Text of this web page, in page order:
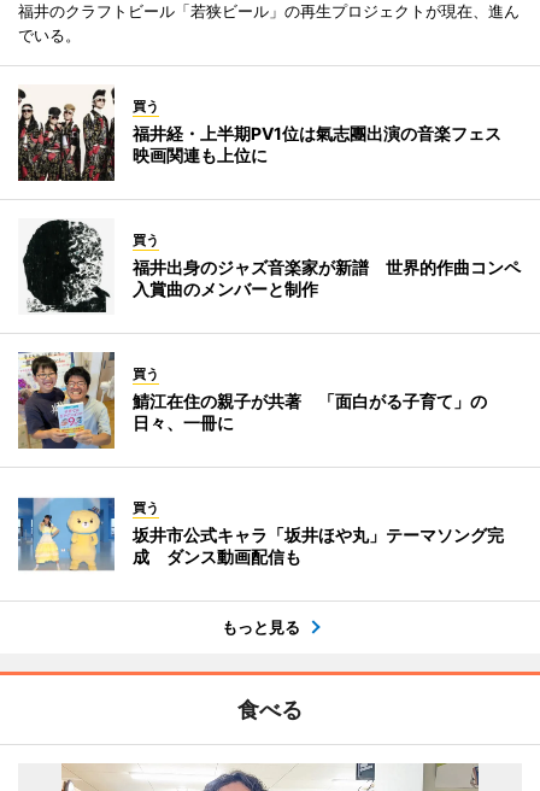
福井のクラフトビール「若狭ビール」の再生プロジェクトが現在、進ん
でいる。
買う
福井経・上半期PV1位は氣志團出演の音楽フェス
映画関連も上位に
買う
福井出身のジャズ音楽家が新譜 世界的作曲コンペ
入賞曲のメンバーと制作
買う
鯖江在住の親子が共著 「面白がる子育て」の
日々、一冊に
買う
坂井市公式キャラ「坂井ほや丸」テーマソング完
成 ダンス動画配信も
もっと見る
食べる